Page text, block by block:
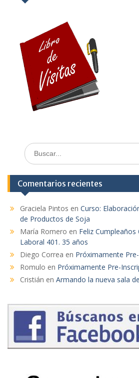
Comentarios recientes
Graciela Pintos en Curso:
de Productos de Soja
María Romero en Feliz
Laboral 401. 35 años
Diego Correa en Próximamente
Romulo en Próximamente Pre-
Cristián en Armando la nueva sala